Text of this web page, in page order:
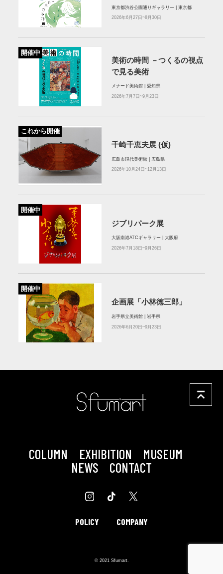
東京都渋谷公園通りギャラリー | 東京都
2026年6月27日~8月30日
開催中
美術の時間 －つくるの視点
で見る美術
メナード美術館 | 愛知県
2026年7月7日~9月23日
これから開催
千崎千恵夫展 (仮)
広島市現代美術館 | 広島県
2026年10月24日~12月13日
開催中
ジブリパーク展
大阪南港ATCギャラリー | 大阪府
2026年7月18日~9月26日
開催中
企画展「小林徳三郎」
岩手県立美術館 | 岩手県
2026年6月20日~9月23日
COLUMN EXHIBITION
MUSEUM
NEWS
CONTACT
POLICY COMPANY
© 2021 Sfumart.